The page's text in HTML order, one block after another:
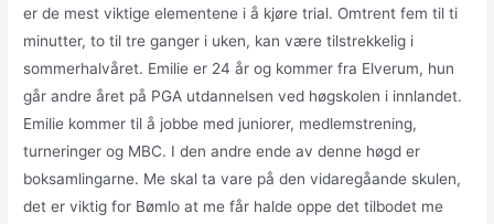
er de mest viktige elementene i å kjøre trial. Omtrent fem til ti
minutter, to til tre ganger i uken, kan være tilstrekkelig i
sommerhalvåret. Emilie er 24 år og kommer fra Elverum, hun
går andre året på PGA utdannelsen ved høgskolen i innlandet.⁣
Emilie kommer til å jobbe med juniorer, medlemstrening,
turneringer og MBC. I den andre ende av denne høgd er
boksamlingarne. Me skal ta vare på den vidaregåande skulen,
det er viktig for Bømlo at me får halde oppe det tilbodet me